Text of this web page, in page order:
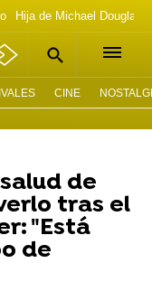
Hija de Michael Douglas
CINE
de
tras el
"Está
de